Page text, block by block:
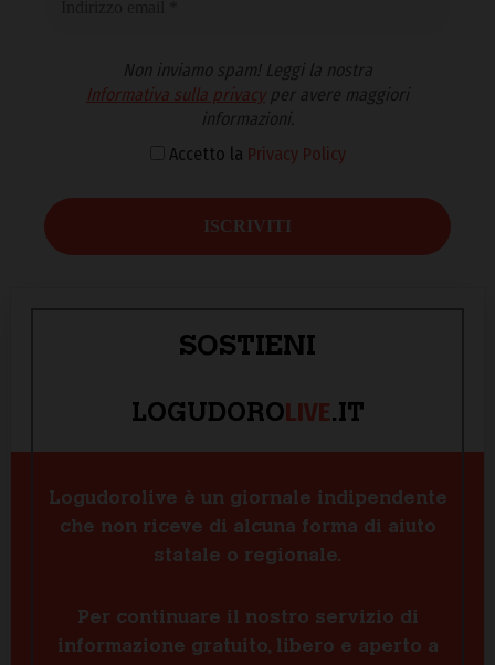
Non inviamo spam! Leggi la nostra
Informativa sulla privacyper avere maggiori
informazioni.
Accetto la Privacy Policy
SOSTIENI
LOGUDOROLIVE.IT
Logudorolive è un giornale indipendente
che non riceve di alcuna forma di aiuto
statale o regionale.
Per continuare il nostro servizio di
informazione gratuito, libero e aperto a